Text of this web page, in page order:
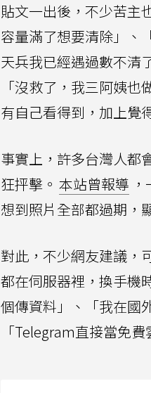
貼文一出後，不少苦主
容量滿了想要清除」、
天兵我已經遇過數不清
「沒救了，我三阿姨
有自己看得到，加上覺
事實上，許多台灣人都
狂抨擊。 本站曾報導
想到照片全部都過期，
對此，不少網友建議，
都在伺服器裡，換手機
個傳資料」、「我在國
「Telegram直接當免費